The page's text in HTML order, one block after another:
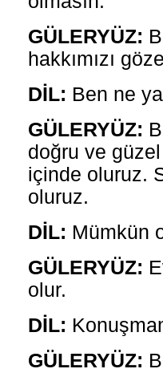
GÜLERYÜZ:
hakkımızı
DİL: Ben ne
GÜLERYÜZ:
doğru ve
içinde oluruz.
oluruz.
DİL: Mümkün
GÜLERYÜZ:
olur.
DİL:
GÜLERYÜZ: